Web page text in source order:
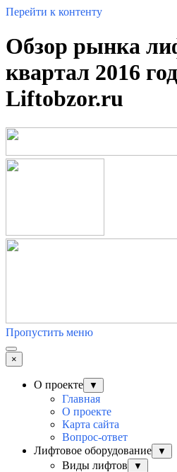
Перейти к контенту
Обзор рынка
квартал 2016
Liftobzor.ru
Пропустить меню
×
О проекте ▼
Главная
О проекте
Карта сайта
Вопрос-ответ
Лифтовое оборудование
▼
Виды лифтов ▼